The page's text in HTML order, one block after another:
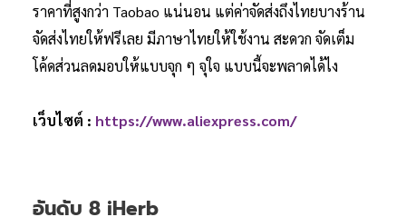
ราคาที่สูงกว่า Taobao แน่นอน แต่ค่าจัดส่งถึงไทยบางร้าน
จัดส่งไทยให้ฟรีเลย มีภาษาไทยให้ใช้งาน สะดวก จัดเต็ม
โค้ดส่วนลดมอบให้แบบจุก ๆ จุใจ แบบนี้จะพลาดได้ไง
เว็บไซต์ : https://www.aliexpress.com/
อันดับ 8 iHerb